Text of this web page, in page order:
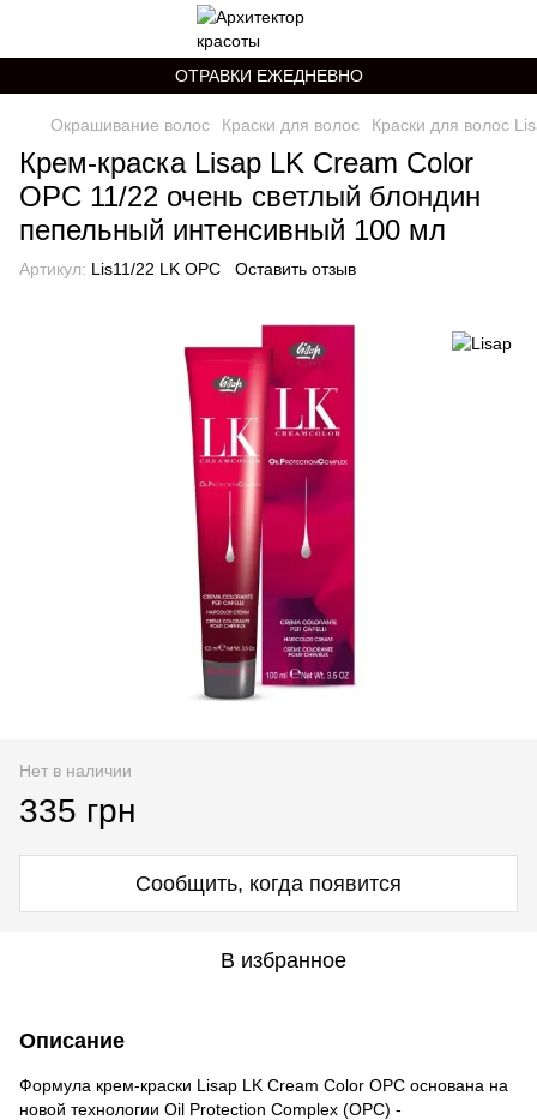
ОТРАВКИ ЕЖЕДНЕВНО
Окрашивание волос Краски для волос Краски для волос
Крем-краска Lisap LK Cream Color
OPC 11/22 очень светлый блондин
пепельный интенсивный 100 мл
Артикул: Lis11/22 LK OPC Оставить отзыв
Нет в наличии
335 грн
Сообщить, когда появится
В избранное
Описание
Формула крем-краски Lisap LK Cream Color OPC основана на
новой технологии Oil Protection Complex (OPC) -